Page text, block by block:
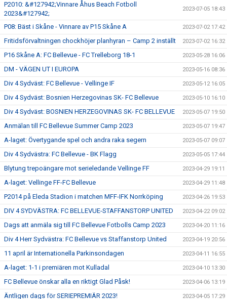
P2010: &#127942;Vinnare Åhus Beach Fotboll
2023&#127942;
2023-07-05 18:43
P08: Bäst i Skåne - Vinnare av P15 Skåne A 2023-07-02 17:42
Fritidsförvaltningen chockhöjer planhyran – Camp 2 inställt 2023-07-02 16:32
P16 Skåne A: FC Bellevue - FC Trelleborg 18-1 2023-05-28 16:06
DM - VÄGEN UT I EUROPA 2023-05-16 08:36
Div 4 Sydväst: FC Bellevue - Vellinge IF 2023-05-12 16:05
Div 4 Sydväst: Bosnien Herzegovinas SK- FC Bellevue 2023-05-10 16:10
Div 4 Sydväst: BOSNIEN HERZEGOVINAS SK- FC BELLEVUE 2023-05-07 19:50
Anmälan till FC Bellevue Summer Camp 2023 2023-05-07 19:47
A-laget: Övertygande spel och andra raka segern 2023-05-07 09:07
Div 4 Sydvästra: FC Bellevue - BK Flagg 2023-05-05 17:44
Blytung trepoängare mot serieledande Vellinge FF 2023-04-29 19:11
A-laget: Vellinge FF-FC Bellevue 2023-04-29 11:48
P2014 på Eleda Stadion i matchen MFF-IFK Norrköping 2023-04-26 19:53
DIV 4 SYDVÄSTRA: FC BELLEVUE-STAFFANSTORP UNITED 2023-04-22 09:02
Dags att anmäla sig till FC Bellevue Fotbolls Camp 2023 2023-04-20 11:16
Div 4 Herr Sydvästra: FC Bellevue vs Staffanstorp United 2023-04-19 20:56
11 april är Internationella Parkinsondagen 2023-04-11 16:55
A-laget: 1-1 i premiären mot Kulladal 2023-04-10 13:30
FC Bellevue önskar alla en riktigt Glad Påsk! 2023-04-06 13:19
Äntligen dags för SERIEPREMIÄR 2023! 2023-04-05 17:29